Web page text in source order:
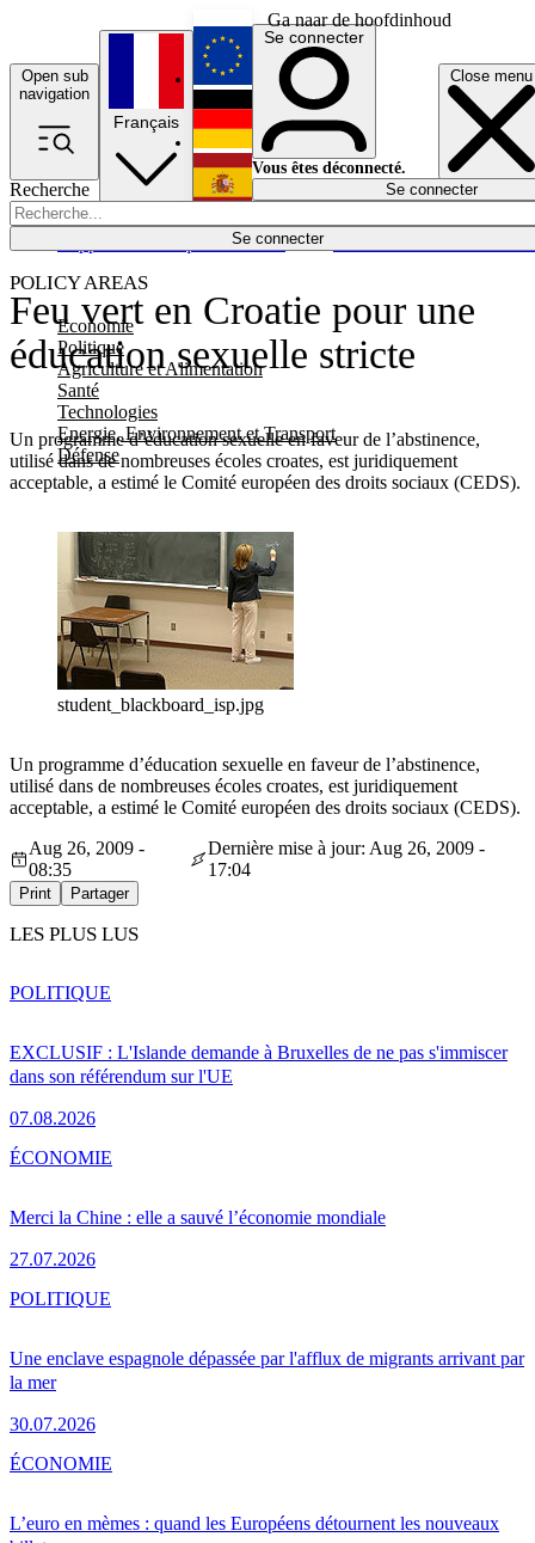
Ga naar de hoofdinhoud
Open sub
navigation
Close menu
Recherche
Se connecter
POLICY AREAS
Economie
Politique
Agriculture et Alimentation
Santé
Technologies
Energie, Environnement et Transport
Défense
Économie
Français
English
Deutsch
Español
Se connecter
Vous êtes déconnecté.
Se connecter
Feu vert en Croatie pour une
éducation sexuelle stricte
Un programme d’éducation sexuelle en faveur de l’abstinence,
utilisé dans de nombreuses écoles croates, est juridiquement
acceptable, a estimé le Comité européen des droits sociaux (CEDS).
student_blackboard_isp.jpg
Un programme d’éducation sexuelle en faveur de l’abstinence,
utilisé dans de nombreuses écoles croates, est juridiquement
acceptable, a estimé le Comité européen des droits sociaux (CEDS).
Aug 26, 2009 -
08:35
Dernière mise à jour: Aug 26, 2009 -
17:04
Print Partager
LES PLUS LUS
EXCLUSIF : L'Islande demande à Bruxelles de ne pas s'immiscer
dans son référendum sur l'UE
07.08.2026
POLITIQUE
Merci la Chine : elle a sauvé l’économie mondiale
27.07.2026
ÉCONOMIE
Une enclave espagnole dépassée par l'afflux de migrants arrivant par
la mer
30.07.2026
POLITIQUE
L’euro en mèmes : quand les Européens détournent les nouveaux
ÉCONOMIE